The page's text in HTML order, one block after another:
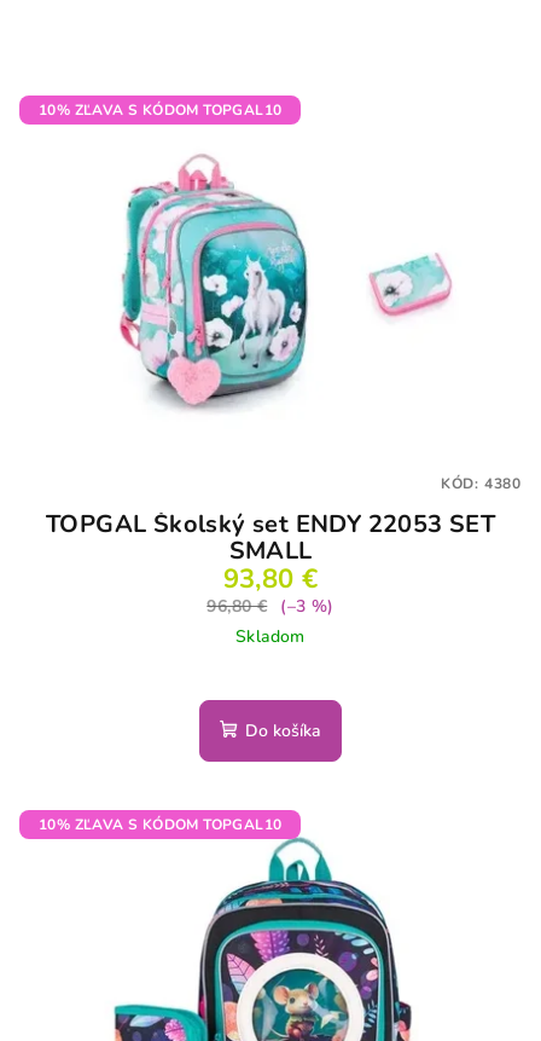
10% ZĽAVA S KÓDOM TOPGAL10
TOPGAL Školský set ENDY 22053 SET
SMALL
93,80 €
96,80 €
(–3 %)
Skladom
Do košíka
KÓD: 4380
10% ZĽAVA S KÓDOM TOPGAL10